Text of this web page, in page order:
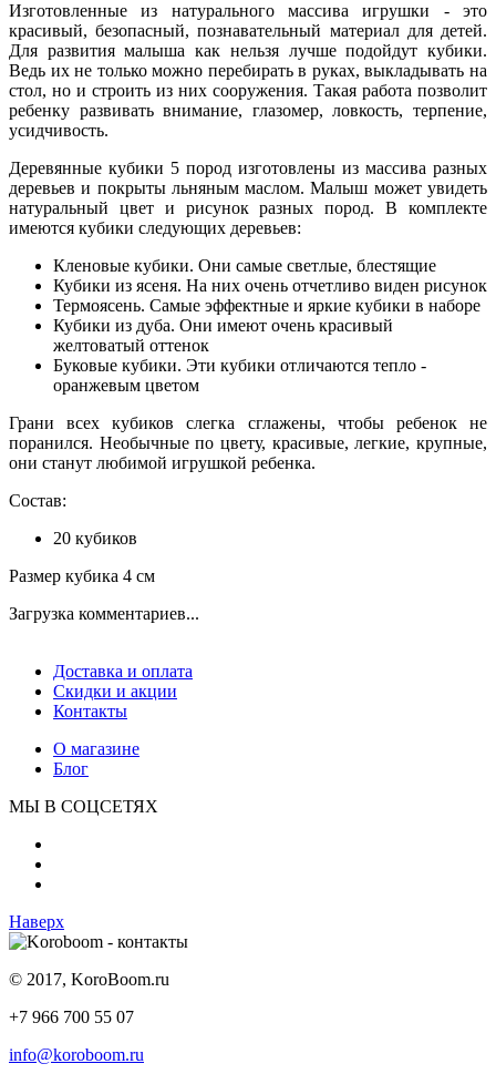
Изготовленные из натурального массива игрушки - это
красивый, безопасный, познавательный материал для детей.
Для развития малыша как нельзя лучше подойдут кубики.
Ведь их не только можно перебирать в руках, выкладывать на
стол, но и строить из них сооружения. Такая работа позволит
ребенку развивать внимание, глазомер, ловкость, терпение,
усидчивость.
Деревянные кубики 5 пород изготовлены из массива разных
деревьев и покрыты льняным маслом. Малыш может увидеть
натуральный цвет и рисунок разных пород. В комплекте
имеются кубики следующих деревьев:
Кленовые кубики. Они самые светлые, блестящие
Кубики из ясеня. На них очень отчетливо виден рисунок
Термоясень. Самые эффектные и яркие кубики в наборе
Кубики из дуба. Они имеют очень красивый
желтоватый оттенок
Буковые кубики. Эти кубики отличаются тепло -
оранжевым цветом
Грани всех кубиков слегка сглажены, чтобы ребенок не
поранился. Необычные по цвету, красивые, легкие, крупные,
они станут любимой игрушкой ребенка.
Состав:
20 кубиков
Размер кубика 4 см
Загрузка комментариев...
Доставка и оплата
Скидки и акции
Контакты
О магазине
Блог
МЫ В СОЦСЕТЯХ
Наверх
© 2017, KoroBoom.ru
+7 966 700 55 07
info@koroboom.ru